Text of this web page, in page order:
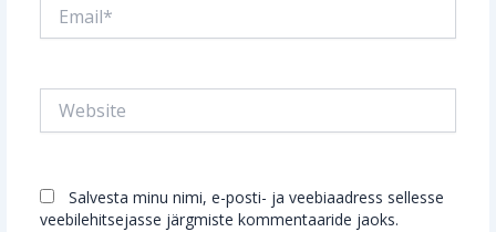
Salvesta minu nimi, e-posti- ja veebiaadress sellesse
veebilehitsejasse järgmiste kommentaaride jaoks.